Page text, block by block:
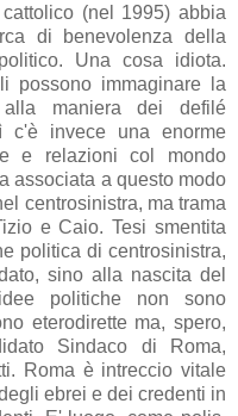
(nel 1995) abbia
di benevolenza della
Una cosa idiota.
possono immaginare la
maniera dei defilé
invece una enorme
e relazioni col mondo
associata a questo modo
centrosinistra, ma trama
e Caio. Tesi smentita
politica di centrosinistra,
sino alla nascita del
politiche non sono
eterodirette ma, spero,
Sindaco di Roma,
Roma è intreccio vitale
ebrei e dei credenti in